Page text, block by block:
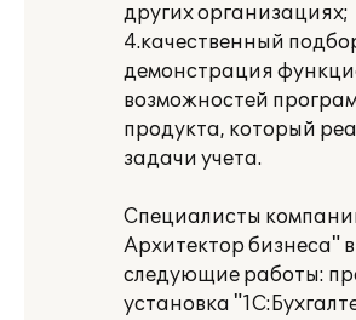
других организациях;
4.качественный
демонстрация
возможностей
продукта, который
задачи учета.
Специалисты
Архитектор бизнеса"
следующие работы:
установка